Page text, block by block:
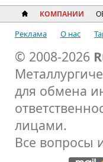
КОМПАНИИ
Реклама О нас
© 2008-2026
для обмена
лицами.
Все вопросы